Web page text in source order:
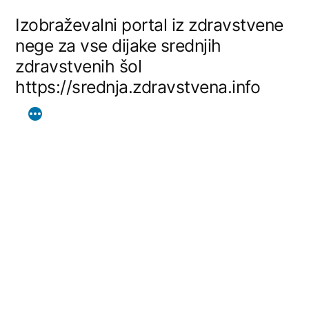
content
Izobraževalni portal iz zdravstvene
nege za vse dijake srednjih
zdravstvenih šol
https://srednja.zdravstvena.info